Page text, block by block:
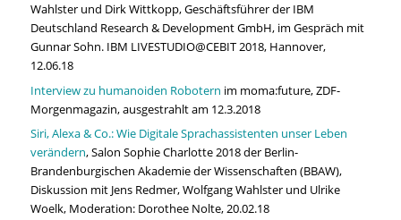
Wahlster und Dirk Wittkopp, Geschäftsführer der IBM
Deutschland Research & Development GmbH, im Gespräch mit
Gunnar Sohn. IBM LIVESTUDIO@CEBIT 2018, Hannover,
12.06.18
Interview zu humanoiden Robotern im moma:future, ZDF-
Morgenmagazin, ausgestrahlt am 12.3.2018
Siri, Alexa & Co.: Wie Digitale Sprachassistenten unser Leben
verändern, Salon Sophie Charlotte 2018 der Berlin-
Brandenburgischen Akademie der Wissenschaften (BBAW),
Diskussion mit Jens Redmer, Wolfgang Wahlster und Ulrike
Woelk, Moderation: Dorothee Nolte, 20.02.18